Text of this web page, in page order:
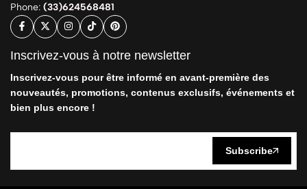
Phone: (33)624568481
Inscrivez-vous à notre newsletter
Inscrivez-vous pour être informé en avant-première des
nouveautés, promotions, contenus exclusifs, événements et
bien plus encore !
Subscribe